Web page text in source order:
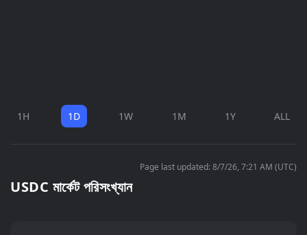
1H 1D 1W 1M 1Y ALL
Page last updated: 8/7/26, 7:21 AM (UTC)
USDC মার্কেট পরিসংখ্যান